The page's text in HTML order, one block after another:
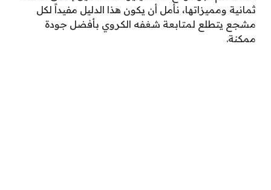
ثمانية ومميزاتها، نأمل أن يكون هذا الدليل مفيداً لكل
مشجع يتطلع لمتابعة شغفه الكروي بأفضل جودة
ممكنة.